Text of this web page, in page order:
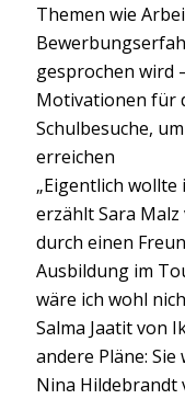
Themen wie
gesprochen wird
Motivationen für
Schulbesuche,
erreichen
„Eigentlich
erzählt Sara Malz
durch einen
Ausbildung im
wäre ich wohl
Salma Jaatit von
andere Pläne:
Nina Hildebrandt